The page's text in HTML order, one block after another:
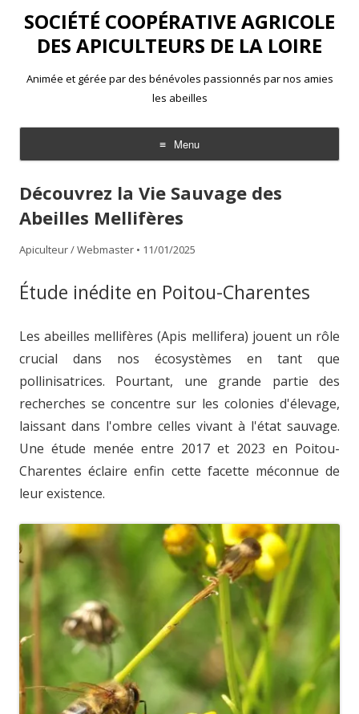
SOCIÉTÉ COOPÉRATIVE AGRICOLE
DES APICULTEURS DE LA LOIRE
Animée et gérée par des bénévoles passionnés par nos amies
les abeilles
Menu
Aller
contenu
Découvrez la Vie Sauvage des
Abeilles Mellifères
Apiculteur / Webmaster • 11/01/2025
Étude inédite en Poitou-Charentes
Les abeilles mellifères (Apis mellifera) jouent un rôle
crucial dans nos écosystèmes en tant que
pollinisatrices. Pourtant, une grande partie des
recherches se concentre sur les colonies d'élevage,
laissant dans l'ombre celles vivant à l'état sauvage.
Une étude menée entre 2017 et 2023 en Poitou-
Charentes éclaire enfin cette facette méconnue de
leur existence.